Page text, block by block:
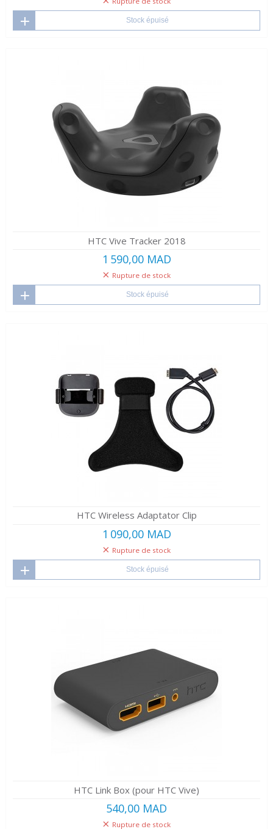
Stock épuisé
HTC Vive Tracker 2018
1 590,00 MAD
Rupture de stock
Stock épuisé
HTC Wireless Adaptator Clip
1 090,00 MAD
Rupture de stock
Stock épuisé
HTC Link Box (pour HTC Vive)
540,00 MAD
Rupture de stock